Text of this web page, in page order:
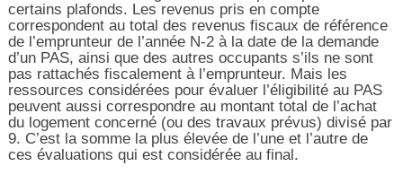
certains plafonds. Les revenus pris en compte
correspondent au total des revenus fiscaux de référence
de l’emprunteur de l’année N-2 à la date de la demande
d’un PAS, ainsi que des autres occupants s’ils ne sont
pas rattachés fiscalement à l’emprunteur. Mais les
ressources considérées pour évaluer l’éligibilité au PAS
peuvent aussi correspondre au montant total de l’achat
du logement concerné (ou des travaux prévus) divisé par
9. C’est la somme la plus élevée de l’une et l’autre de
ces évaluations qui est considérée au final.